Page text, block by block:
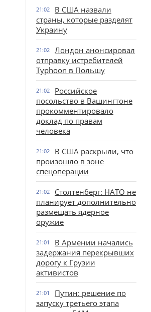
21:02
В США назвали
страны, которые разделят
Украину
21:02
Лондон анонсировал
отправку истребителей
Typhoon в Польшу
21:02
Российское
посольство в Вашингтоне
прокомментировало
доклад по правам
человека
21:02
В США раскрыли, что
произошло в зоне
спецоперации
21:02
Столтенберг: НАТО не
планирует дополнительно
размещать ядерное
оружие
21:01
В Армении начались
задержания перекрывших
дорогу к Грузии
активистов
21:01
Путин: решение по
запуску третьего этапа